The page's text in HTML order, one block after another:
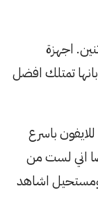
اجهزة
تمتلك افضل
للايفون باسرع
اني لست من
ومستحيل اشاهد